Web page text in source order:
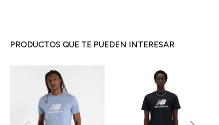
PRODUCTOS QUE TE PUEDEN INTERESAR